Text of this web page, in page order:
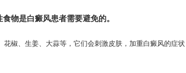
是白癜风患者需要避免的。
花椒、生姜、大蒜等，它们会刺激皮肤，加重白癜风的症